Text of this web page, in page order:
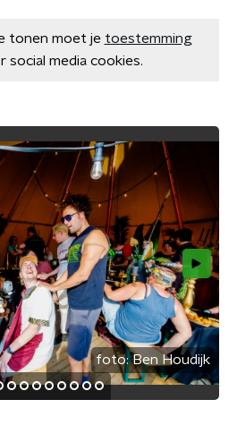
tonen moet je toestemming
social media cookies.
foto:Ben Houdijk